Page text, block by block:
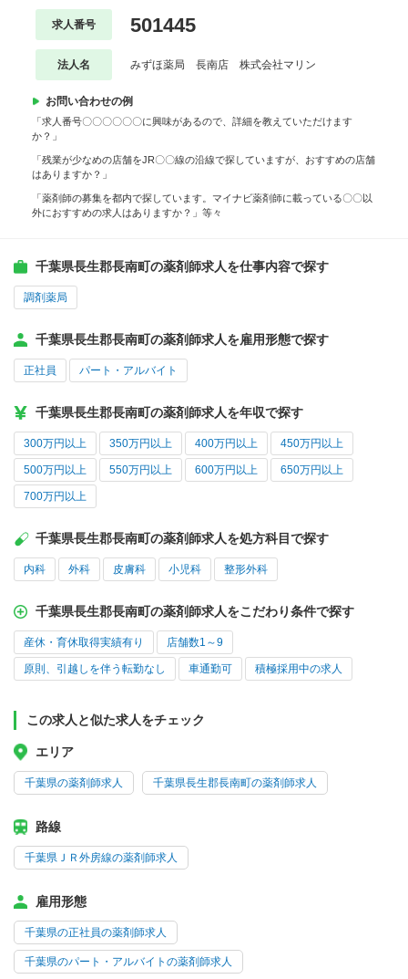
求人番号 501445
法人名 みずほ薬局 長南店 株式会社マリン
お問い合わせの例
「求人番号〇〇〇〇〇〇に興味があるので、詳細を教えていただけます
か？」
「残業が少なめの店舗をJR〇〇線の沿線で探していますが、おすすめの店舗
はありますか？」
「薬剤師の募集を都内で探しています。マイナビ薬剤師に載っている〇〇以
外におすすめの求人はありますか？」等々
千葉県長生郡長南町の薬剤師求人を仕事内容で探す
調剤薬局
千葉県長生郡長南町の薬剤師求人を雇用形態で探す
正社員 パート・アルバイト
千葉県長生郡長南町の薬剤師求人を年収で探す
300万円以上 350万円以上 400万円以上 450万円以上
500万円以上 550万円以上 600万円以上 650万円以上
700万円以上
千葉県長生郡長南町の薬剤師求人を処方科目で探す
内科 外科 皮膚科 小児科 整形外科
千葉県長生郡長南町の薬剤師求人をこだわり条件で探す
産休・育休取得実績有り 店舗数1～9
原則、引越しを伴う転勤なし 車通勤可 積極採用中の求人
この求人と似た求人をチェック
エリア
千葉県の薬剤師求人 千葉県長生郡長南町の薬剤師求人
路線
千葉県ＪＲ外房線の薬剤師求人
雇用形態
千葉県の正社員の薬剤師求人
千葉県のパート・アルバイトの薬剤師求人